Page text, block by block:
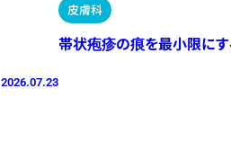
2026.07.23
皮膚科
帯状疱疹の痕を最小限にす